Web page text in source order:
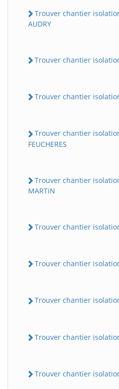
Trouver chantier isolation
AUDRY
Trouver chantier
Trouver chantier
Trouver chantier
FEUCHERES
Trouver chantier
MARTiN
Trouver chantier
Trouver chantier isolation
Trouver chantier
Trouver chantier
Trouver chantier